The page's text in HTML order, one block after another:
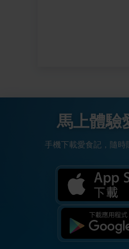
馬上體驗
手機下載愛食記，隨時